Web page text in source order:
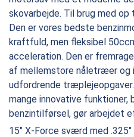
skovarbejde. Til brug med
Den er vores bedste
kraftfuld, men fleksibel
acceleration. Den er
af mellemstore nåletræer og
udfordrende
mange innovative funktioner,
benzintilførsel, gør arbejdet
15″ X-Force sværd med